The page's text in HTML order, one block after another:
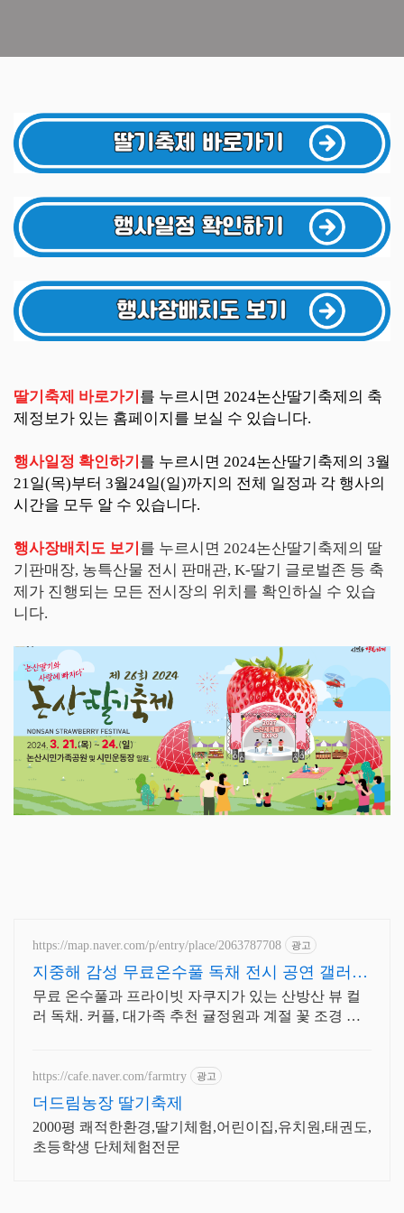
딸기축제 바로가기 를 누르시면 2024논산딸기축제의 축
제정보가 있는 홈페이지를 보실 수 있습니다.
행사일정 확인하기 를 누르시면 2024논산딸기축제의 3월
21일(목)부터 3월24일(일)까지의 전체 일정과 각 행사의
시간을 모두 알 수 있습니다.
행사장배치도 보기 를 누르시면 2024논산딸기축제의 딸
기판매장, 농특산물 전시 판매관, K-딸기 글로벌존 등 축
제가 진행되는 모든 전시장의 위치를 확인하실 수 있습
니다.
https://map.naver.com/p/entry/place/2063787708 광고
지중해 감성 무료온수풀 독채 전시 공연 갤러리
문화공간
무료 온수풀과 프라이빗 자쿠지가 있는 산방산 뷰 컬
러 독채. 커플, 대가족 추천 귤정원과 계절 꽃 조경 산
https://cafe.naver.com/farmtry 광고
더드림농장 딸기축제
2000평 쾌적한환경,딸기체험,어린이집,유치원,태권도,
초등학생 단체체험전문